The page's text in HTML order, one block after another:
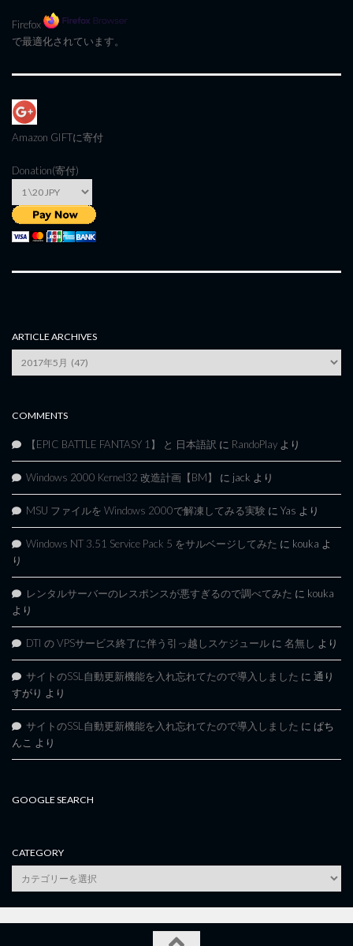
Firefox
で最適化されています。
Amazon GIFTに寄付
Donation(寄付)
ARTICLE ARCHIVES
Article
Archives
COMMENTS
【EPIC BATTLE FANTASY 1】 と 日本語訳 に RandoPlay より
Windows 2000 Kernel32 改造計画【BM】 に jack より
MSU ファイルを Windows 2000で解凍してみる実験 に Yas より
Windows NT 3.51 Service Pack 5 をサルベージしてみた に kouka よ
り
レンタルサーバーのレスポンスが悪すぎるので調べてみた に kouka
より
DTI の VPSサービス終了に伴う引っ越しスケジュール に 名無し より
サイトのSSL自動更新機能を入れ忘れてたので導入しました に 通り
すがり より
サイトのSSL自動更新機能を入れ忘れてたので導入しました に ぱち
んこ より
GOOGLE SEARCH
CATEGORY
category